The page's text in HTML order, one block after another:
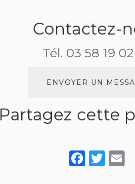
Contactez-
Tél. 03 58 19
ENVOYER UN
Partagez cette